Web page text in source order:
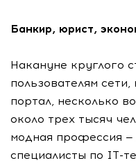
Банкир, юрист,
Накануне круглого
пользователям
портал, несколько
около трех тысяч
модная профессия —
специалисты по IT-